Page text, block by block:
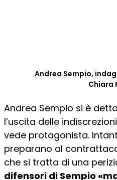
Andrea Sempio,
Chiara
Andrea Sempio si è
l’uscita delle
vede protagonista.
preparano al
che si tratta di una
difensori di Sempio